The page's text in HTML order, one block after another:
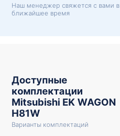
Наш менеджер свяжется с вами в
ближайшее время
Доступные
комплектации
Mitsubishi EK WAGON
H81W
Варианты комплектаций